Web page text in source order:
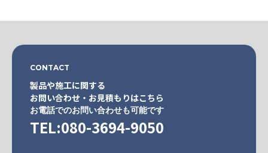
CONTACT
製品や施工に関する
お問い合わせ・お見積もりはこちら
お電話でのお問い合わせも可能です
TEL:080-3694-9050